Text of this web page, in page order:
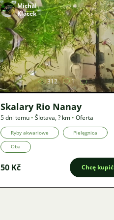
Zdjęcie
Michal
Klacek
312 1
Skalary Rio Nanay
5 dni temu • Šlotava,? km • Oferta
Ryby akwariowe Pielęgnica
Oba
50 Kč Chcę kupić